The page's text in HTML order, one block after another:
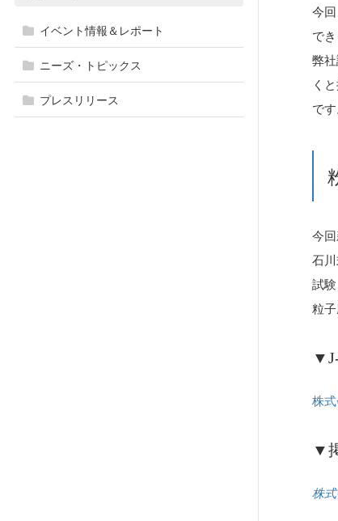
イベント情報＆レポート
ニーズ・トピックス
プレスリリース
今
で
弊
く
です
今
石
試
粒
株
▼
株